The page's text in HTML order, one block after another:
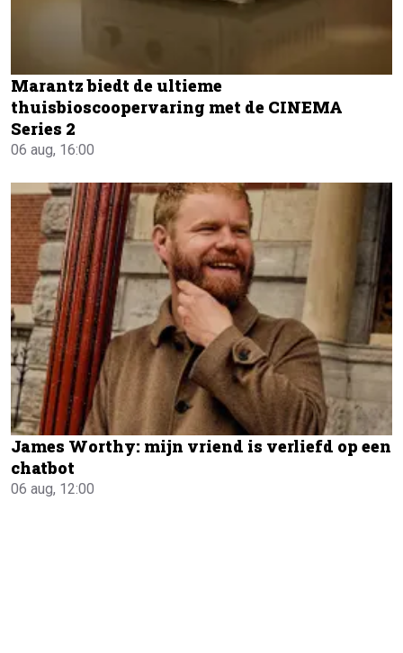
Marantz biedt de ultieme
thuisbioscoopervaring met de CINEMA
Series 2
06 aug, 16:00
James Worthy: mijn vriend is verliefd op een
chatbot
06 aug, 12:00